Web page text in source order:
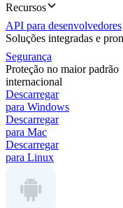
Recursos
API para desenvolvedores
Soluções integradas e
Segurança
Proteção no maior padrão
internacional
Descarregar
para Windows
Descarregar
para Mac
Descarregar
para Linux